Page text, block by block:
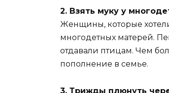
2. Взять муку у
Женщины, которые
многодетных матерей.
отдавали птицам. Чем
пополнение в семье.
3. Трижды плюнуть